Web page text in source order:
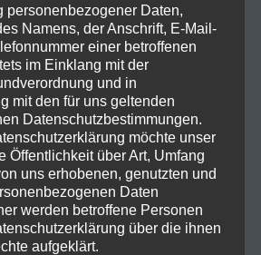
Jahr, denn der zwanzigste
Festivals steht a...
Festival Bericht
Chiemsee Summer
2017
Das Chiemsee Summer
Programm
Übersee geboten... Wie
Haufen an
personenbezogener Daten,
Namens, der Anschrift, E-Mail-
einer betroffenen
im Einklang mit der
und in
mit den für uns geltenden
Datenschutzbestimmungen.
möchte unser
Öffentlichkeit über Art, Umfang
uns erhobenen, genutzten und
Daten
werden betroffene Personen
über die ihnen
aufgeklärt.